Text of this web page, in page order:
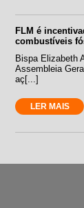
FLM é
combustíveis
Bispa Elizabeth
Assembleia
aç[...]
LER MAIS